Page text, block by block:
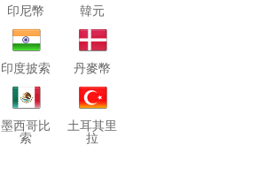
印尼幣 韓元
印度披索 丹麥幣
墨西哥比
索
土耳其里
拉